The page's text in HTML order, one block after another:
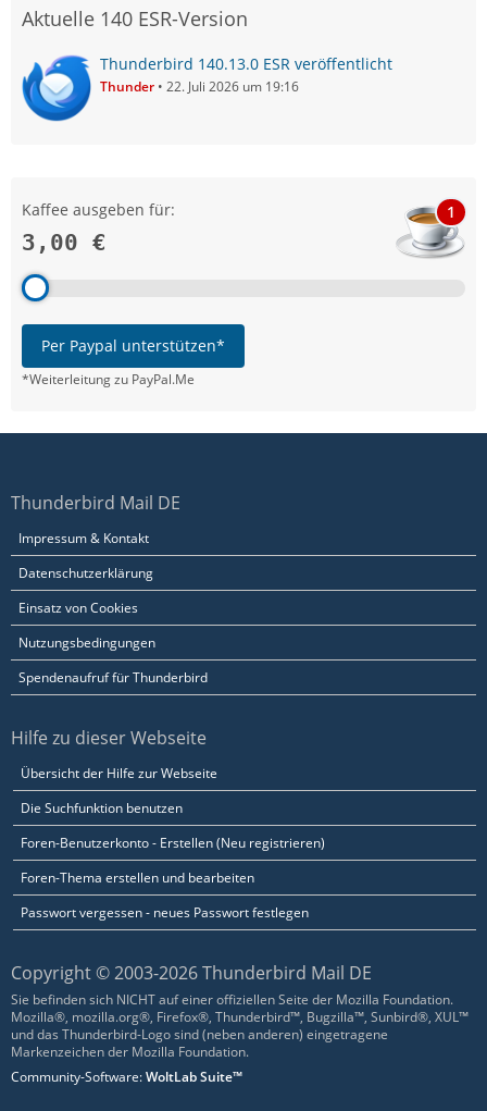
Aktuelle 140 ESR-Version
Thunderbird 140.13.0 ESR veröffentlicht
Thunder 22. Juli 2026 um 19:16
Kaffee ausgeben für:
3,00 €
1
Per Paypal unterstützen*
*Weiterleitung zu PayPal.Me
Thunderbird Mail DE
Impressum & Kontakt
Datenschutzerklärung
Einsatz von Cookies
Nutzungsbedingungen
Spendenaufruf für Thunderbird
Hilfe zu dieser Webseite
Übersicht der Hilfe zur Webseite
Die Suchfunktion benutzen
Foren-Benutzerkonto - Erstellen (Neu registrieren)
Foren-Thema erstellen und bearbeiten
Passwort vergessen - neues Passwort festlegen
Copyright © 2003-2026 Thunderbird Mail DE
Sie befinden sich NICHT auf einer offiziellen Seite der Mozilla Foundation.
Mozilla®, mozilla.org®, Firefox®, Thunderbird™, Bugzilla™, Sunbird®, XUL™
und das Thunderbird-Logo sind (neben anderen) eingetragene
Markenzeichen der Mozilla Foundation.
Community-Software:WoltLab Suite™